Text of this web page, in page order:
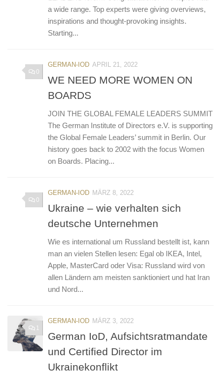
a wide range. Top experts were giving overviews,
inspirations and thought-provoking insights.
Starting...
0
GERMAN-IOD APRIL 21, 2022
WE NEED MORE WOMEN ON
BOARDS
JOIN THE GLOBAL FEMALE LEADERS SUMMIT
The German Institute of Directors e.V. is supporting
the Global Female Leaders’ summit in Berlin. Our
history goes back to 2002 with the focus Women
on Boards. Placing...
0
GERMAN-IOD MÄRZ 8, 2022
Ukraine – wie verhalten sich
deutsche Unternehmen
Wie es international um Russland bestellt ist, kann
man an vielen Stellen lesen: Egal ob IKEA, Intel,
Apple, MasterCard oder Visa: Russland wird von
allen Ländern am meisten sanktioniert und hat Iran
und Nord...
1
GERMAN-IOD MÄRZ 3, 2022
German IoD, Aufsichtsratmandate
und Certified Director im
Ukrainekonflikt